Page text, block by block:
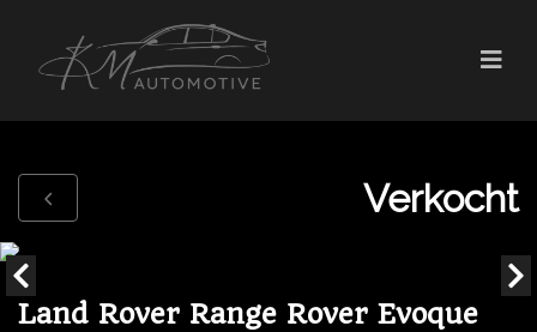
Verkocht
Land Rover Range Rover Evoque